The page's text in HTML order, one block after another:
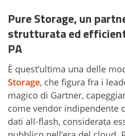
Pure Storage, un
strutturata ed
PA
È quest’ultima una delle
Storage, che figura fra i
magico di Gartner,
come vendor indipendente
dati all-flash, considerata